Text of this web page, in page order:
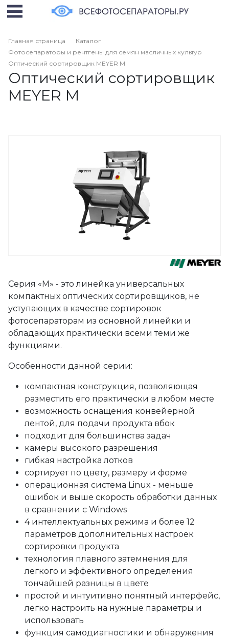
Главная страница
Каталог
Фотосепараторы и рентгены для семян масличных культур
Оптический сортировщик MEYER M
Оптический сортировщик
MEYER M
Серия «М» - это линейка универсальных
компактных оптических сортировщиков, не
уступающих в качестве сортировок
фотосепараторам из основной линейки и
обладающих практически всеми теми же
функциями.
Особенности данной серии:
компактная конструкция, позволяющая
разместить его практически в любом месте
возможность оснащения конвейерной
лентой, для подачи продукта вбок
подходит для большинства задач
камеры высокого разрешения
гибкая настройка лотков
сортирует по цвету, размеру и форме
операционная система Linux - меньше
ошибок и выше скорость обработки данных
в сравнении с Windows
4 интеллектуальных режима и более 12
параметров дополнительных настроек
сортировки продукта
технология плавного затемнения для
легкого и эффективного определения
тончайшей разницы в цвете
простой и интуитивно понятный интерфейс,
легко настроить на нужные параметры и
использовать
функция самодиагностики и обнаружения